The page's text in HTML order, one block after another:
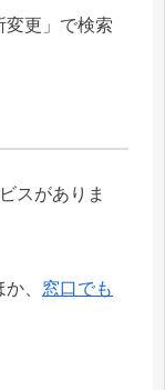
変更」で検索
スがありま
、 窓口でも